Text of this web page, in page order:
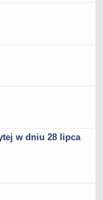
w naborach na
w dniu 28 lipca